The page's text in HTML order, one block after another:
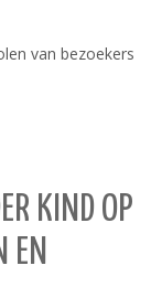
van bezoekers
KIND OP
EN